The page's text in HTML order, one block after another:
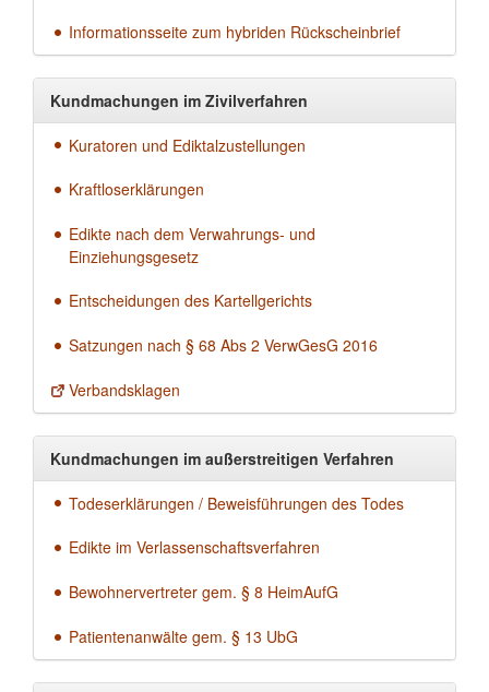
Informationsseite zum hybriden Rückscheinbrief
Kundmachungen im Zivilverfahren
Kuratoren und Ediktalzustellungen
Kraftloserklärungen
Edikte nach dem Verwahrungs- und
Einziehungsgesetz
Entscheidungen des Kartellgerichts
Satzungen nach § 68 Abs 2 VerwGesG 2016
Verbandsklagen
Kundmachungen im außerstreitigen Verfahren
Todeserklärungen / Beweisführungen des Todes
Edikte im Verlassenschaftsverfahren
Bewohnervertreter gem. § 8 HeimAufG
Patientenanwälte gem. § 13 UbG